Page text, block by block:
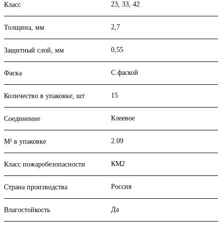
Класс 23, 33, 42
Толщина, мм 2,7
Защитный слой, мм 0,55
Фаска С фаской
Количество в упаковке, шт 15
Соединение Клеевое
М² в упаковке 2.09
Класс пожаробезопасности КМ2
Страна производства Россия
Влагостойкость Да